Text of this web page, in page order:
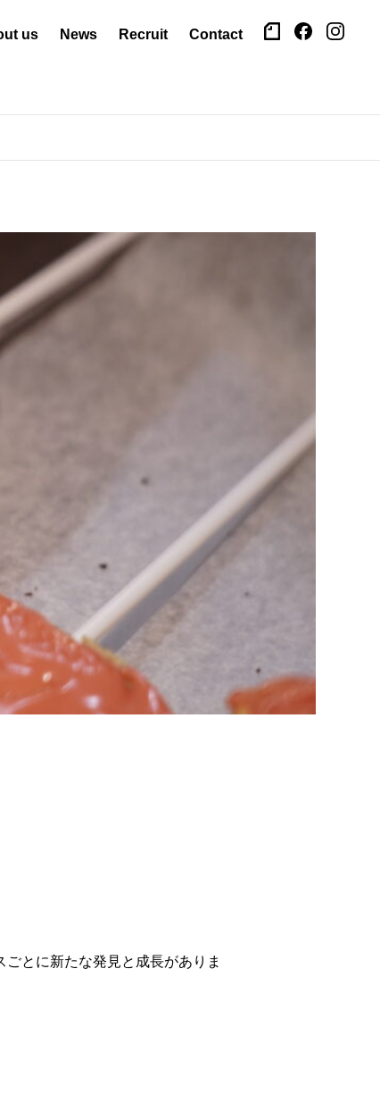
us News Recruit Contact
とに新たな発見と成長がありま